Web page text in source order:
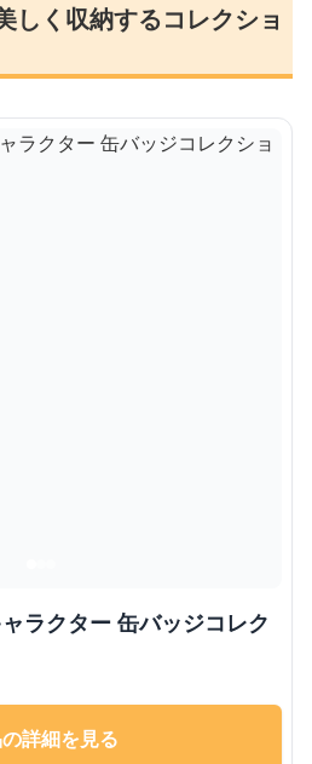
しく収納するコレクショ
ラクター 缶バッジコレク
詳細を見る